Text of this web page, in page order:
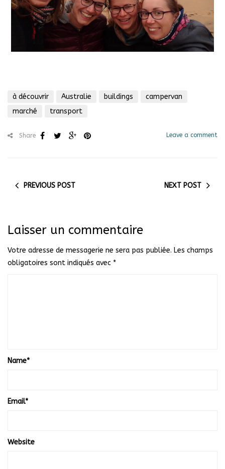
à découvrir Australie buildings
campervan
marché
transport
Leave a comment
Share
PREVIOUS POST NEXT POST
Laisser un commentaire
Votre adresse de messagerie ne sera pas publiée. Les champs
obligatoires sont indiqués avec *
Name*
Email*
Website